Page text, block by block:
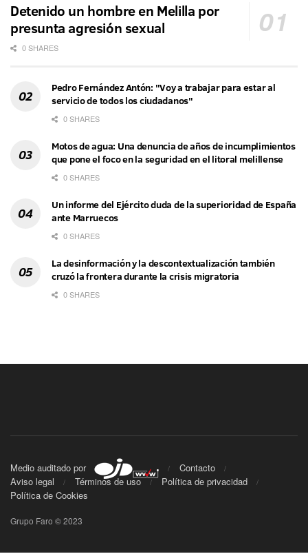
Detenido un hombre en Melilla por
presunta agresión sexual
0 SHARES
Pedro Fernández Antón: "Voy a trabajar para estar al
servicio de todos los ciudadanos"
0 SHARES
Motos de agua: Una denuncia de años de incumplimientos
que pone el foco en la seguridad en el litoral melillense
0 SHARES
Un informe del Ejército duda de la superioridad de España
ante Marruecos
0 SHARES
La desinformación y la descontextualización también
cruzó la frontera durante la crisis migratoria
0 SHARES
Medio auditado por
Contacto
Aviso legal
Términos de uso
Política de privacidad
Política de Cookies
Grupo Faro © 2023